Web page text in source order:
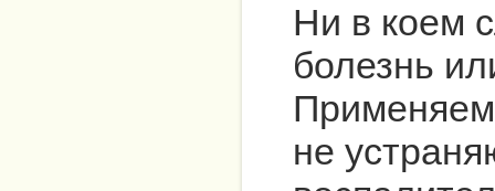
Ни в коем
болезнь
не